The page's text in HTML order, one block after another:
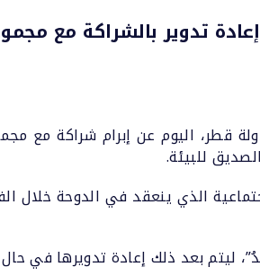
إعادة تدوير بالشراكة مع
قطر، اليوم عن إبرام شراكة مع
للبيئة.
ليتم بعد ذلك إعادة تدويرها في